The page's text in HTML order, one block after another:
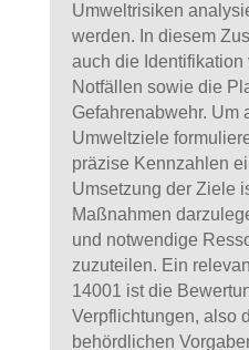
Umweltrisiken
werden. In diesem
auch die Identifikation
Notfällen sowie die
Gefahrenabwehr. Um
Umweltziele
präzise Kennzahlen
Umsetzung der Ziele
Maßnahmen
und notwendige
zuzuteilen. Ein
14001 ist die
Verpflichtungen, also
behördlichen